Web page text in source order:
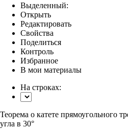
Выделенный:
Открыть
Редактировать
Свойства
Поделиться
Контроль
Избранное
В мои материалы
На строках:
Теорема о катете прямоугольного
угла в 30°